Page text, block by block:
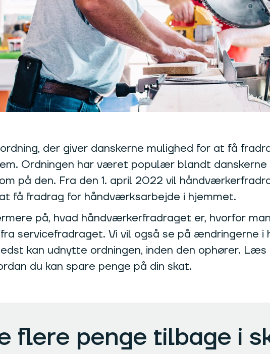
der giver danskerne mulighed for at få
Ordningen har været populær blandt danskerne
på den. Fra den 1. april 2022 vil
få fradrag for håndværksarbejde i hjemmet.
på, hvad håndværkerfradraget er, hvorfor
servicefradraget. Vi vil også se på ændringerne
kan udnytte ordningen, inden den ophører.
du kan spare penge på din skat.
flere penge tilbage i